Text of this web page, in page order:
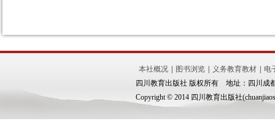
本社概况 图书浏览 义务教育教材
电
四川教育出版社 版权所有 地址：四川成
Copyright © 2014 四川教育出版社